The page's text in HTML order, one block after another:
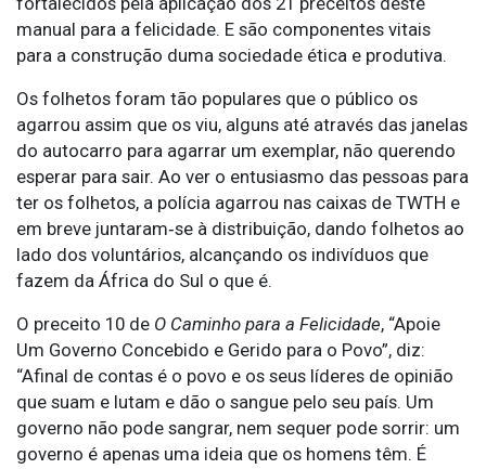
manual para a felicidade. E são componentes vitais
para a construção duma sociedade ética e produtiva.
Os folhetos foram tão populares que o público os
agarrou assim que os viu, alguns até através das janelas
do autocarro para agarrar um exemplar, não querendo
esperar para sair. Ao ver o entusiasmo das pessoas para
ter os folhetos, a polícia agarrou nas caixas de TWTH e
em breve juntaram‑se à distribuição, dando folhetos ao
lado dos voluntários, alcançando os indivíduos que
fazem da África do Sul o que é.
O preceito 10 de O Caminho para a Felicidade, “Apoie
Um Governo Concebido e Gerido para o Povo”, diz:
“Afinal de contas é o povo e os seus líderes de opinião
que suam e lutam e dão o sangue pelo seu país. Um
governo não pode sangrar, nem sequer pode sorrir: um
governo é apenas uma ideia que os homens têm. É